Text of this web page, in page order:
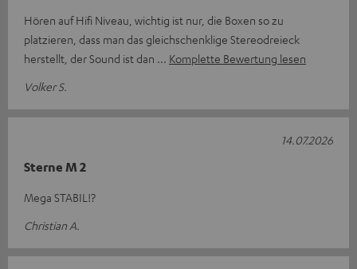
Hören auf Hifi Niveau, wichtig ist nur, die Boxen so zu
platzieren, dass man das gleichschenklige Stereodreieck
herstellt, der Sound ist dan
Komplette Bewertung lesen
Volker S.
Sterne M 2
Mega STABIL!?
Christian A.
14.07.2026